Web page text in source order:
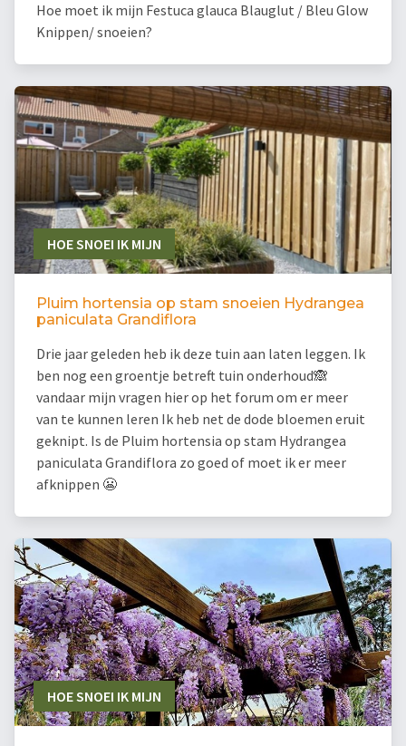
Hoe moet ik mijn Festuca glauca Blauglut / Bleu Glow
Knippen/ snoeien?
HOE SNOEI IK MIJN
Pluim hortensia op stam snoeien Hydrangea
paniculata Grandiflora
Drie jaar geleden heb ik deze tuin aan laten leggen. Ik
ben nog een groentje betreft tuin onderhoud🙈
vandaar mijn vragen hier op het forum om er meer
van te kunnen leren Ik heb net de dode bloemen eruit
geknipt. Is de Pluim hortensia op stam Hydrangea
paniculata Grandiflora zo goed of moet ik er meer
afknippen 😬
HOE SNOEI IK MIJN